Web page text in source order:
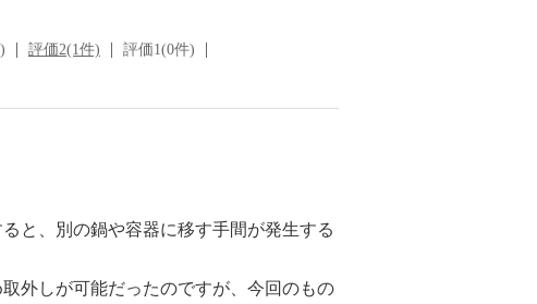
評価2(1件) 評価1(0件)
と、別の鍋や容器に移す手間が発生する
外しが可能だったのですが、今回のもの